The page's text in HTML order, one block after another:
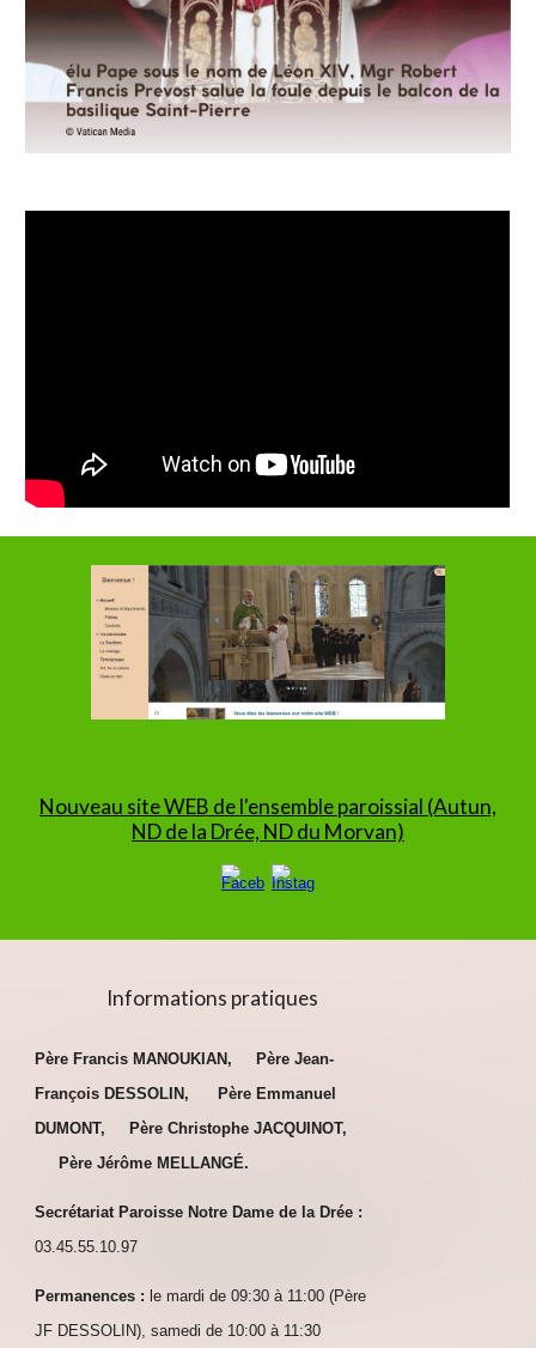
Nouveau site WEB de l'ensemble paroissial (Autun,
ND de la Drée, ND du Morvan)
Informations pratiques
Père Francis MANOUKIAN,
Père Jean-
François DESSOLIN,
Père Emmanuel
DUMONT,
PèreChristophe JACQUINOT,
Père Jérôme M ELLANGÉ.
Secrétariat Paroisse Notre Dame de la Drée :
03.45.55.10.97
Permanences : le mardi de09:30 à 11:00 (Père
JF DESSOLIN), samedi de 10:00 à 11:30